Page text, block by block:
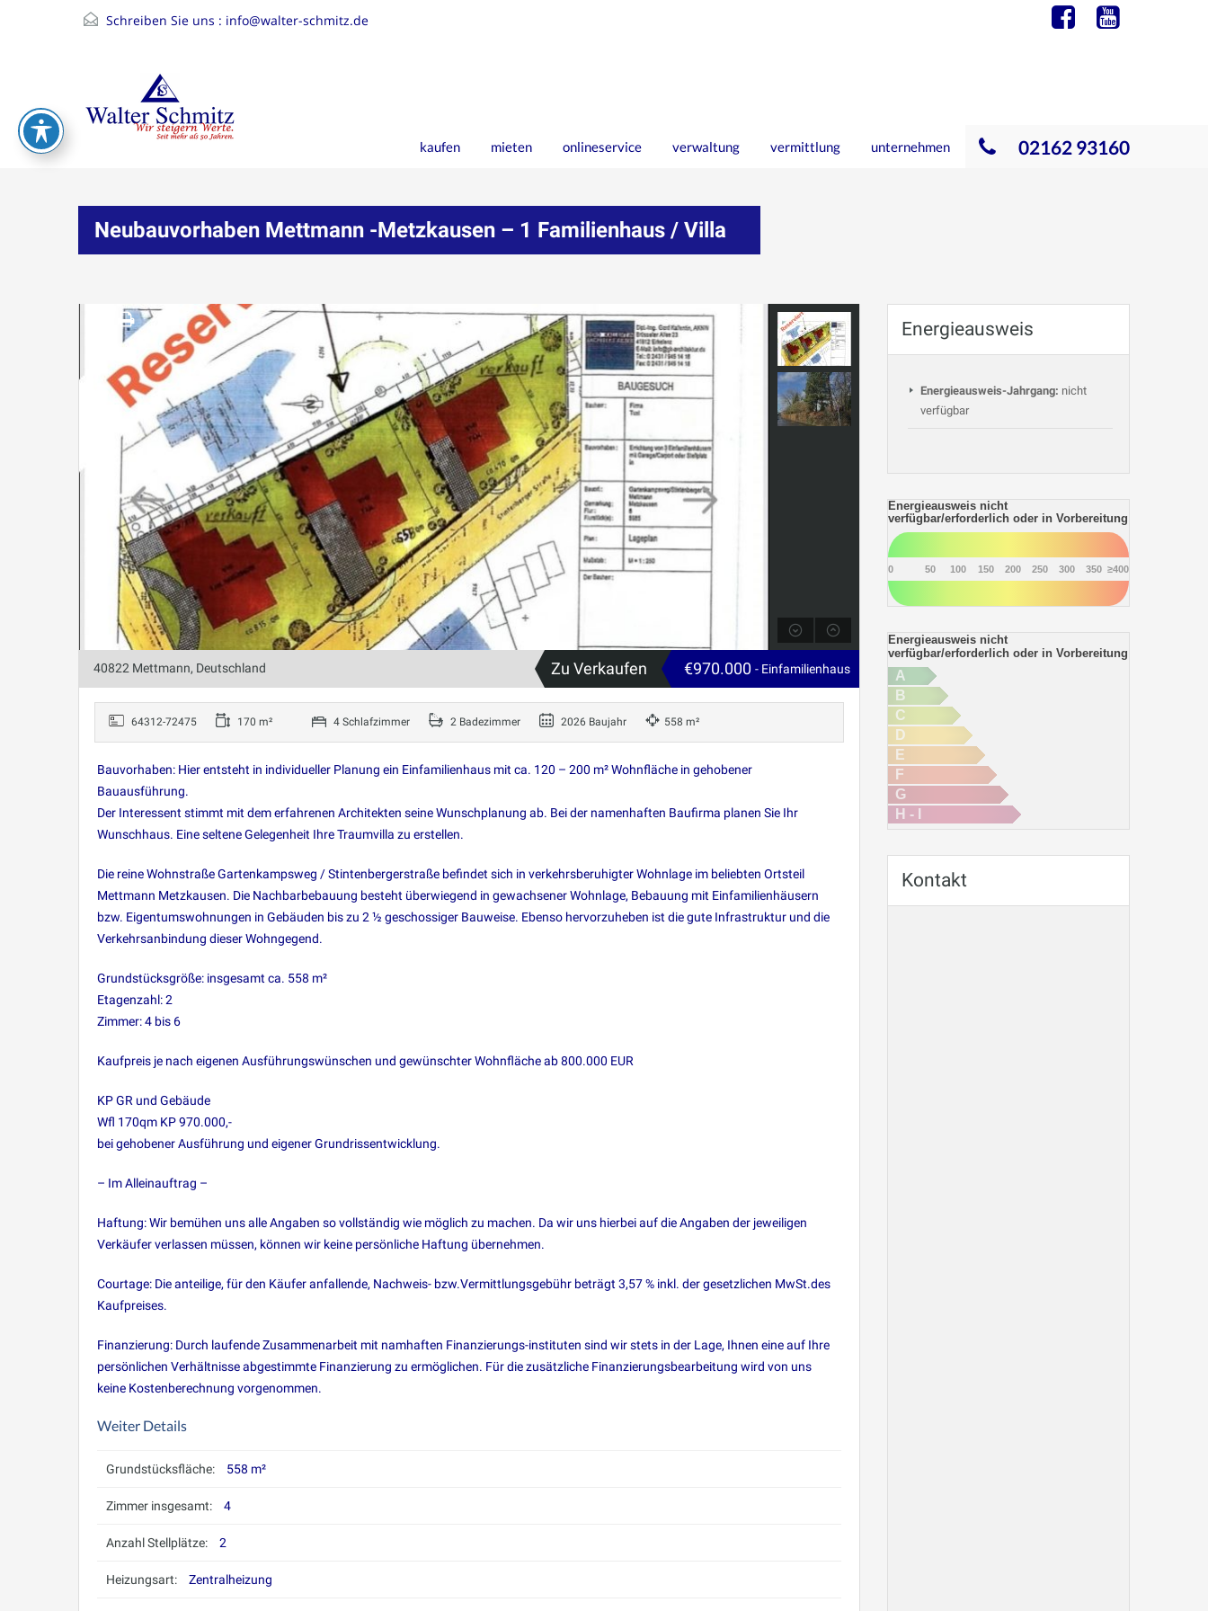
Schreiben Sie uns : info@walter-schmitz.de
02162 93160
kaufen mieten onlineservice verwaltung vermittlung unternehmen
Neubauvorhaben Mettmann -Metzkausen – 1 Familienhaus / Villa
40822 Mettmann, Deutschland Zu Verkaufen €970.000 - Einfamilienhaus
64312-72475 170 m² 4 Schlafzimmer 2 Badezimmer 2026 Baujahr 558 m²
Bauvorhaben: Hier entsteht in individueller Planung ein Einfamilienhaus mit ca. 120 – 200 m² Wohnfläche in gehobener
Bauausführung.
Der Interessent stimmt mit dem erfahrenen Architekten seine Wunschplanung ab. Bei der namenhaften Baufirma planen Sie Ihr
Wunschhaus. Eine seltene Gelegenheit Ihre Traumvilla zu erstellen.
Die reine Wohnstraße Gartenkampsweg / Stintenbergerstraße befindet sich in verkehrsberuhigter Wohnlage im beliebten Ortsteil
Mettmann Metzkausen. Die Nachbarbebauung besteht überwiegend in gewachsener Wohnlage, Bebauung mit Einfamilienhäusern
bzw. Eigentumswohnungen in Gebäuden bis zu 2 ½ geschossiger Bauweise. Ebenso hervorzuheben ist die gute Infrastruktur und die
Verkehrsanbindung dieser Wohngegend.
Grundstücksgröße: insgesamt ca. 558 m²
Etagenzahl: 2
Zimmer: 4 bis 6
Kaufpreis je nach eigenen Ausführungswünschen und gewünschter Wohnfläche ab 800.000 EUR
KP GR und Gebäude
Wfl 170qm KP 970.000,-
bei gehobener Ausführung und eigener Grundrissentwicklung.
– Im Alleinauftrag –
Haftung: Wir bemühen uns alle Angaben so vollständig wie möglich zu machen. Da wir uns hierbei auf die Angaben der jeweiligen
Verkäufer verlassen müssen, können wir keine persönliche Haftung übernehmen.
Courtage: Die anteilige, für den Käufer anfallende, Nachweis- bzw.Vermittlungsgebühr beträgt 3,57 % inkl. der gesetzlichen MwSt.des
Kaufpreises.
Finanzierung: Durch laufende Zusammenarbeit mit namhaften Finanzierungs-instituten sind wir stets in der Lage, Ihnen eine auf Ihre
persönlichen Verhältnisse abgestimmte Finanzierung zu ermöglichen. Für die zusätzliche Finanzierungsbearbeitung wird von uns
keine Kostenberechnung vorgenommen.
Weiter Details
Grundstücksfläche: 558 m²
Zimmer insgesamt: 4
Anzahl Stellplätze: 2
Heizungsart: Zentralheizung
Energieausweis
Energieausweis-Jahrgang: nicht
verfügbar
Energieausweis nicht
verfügbar/erforderlich oder in Vorbereitung
0 50 100 150 200 250 300 350 ≥400
Energieausweis nicht
verfügbar/erforderlich oder in Vorbereitung
A
B
C
D
E
F
G
H - I
Kontakt